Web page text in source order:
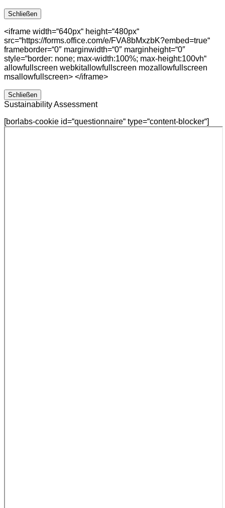
Schließen
<iframe width=“640px“ height=“480px“
src=“https://forms.office.com/e/FVA8bMxzbK?embed=true“
frameborder=“0″ marginwidth=“0″ marginheight=“0″
style=“border: none; max-width:100%; max-height:100vh“
allowfullscreen webkitallowfullscreen mozallowfullscreen
msallowfullscreen> </iframe>
Schließen
Sustainability Assessment
[borlabs-cookie id=“questionnaire“ type=“content-blocker“]